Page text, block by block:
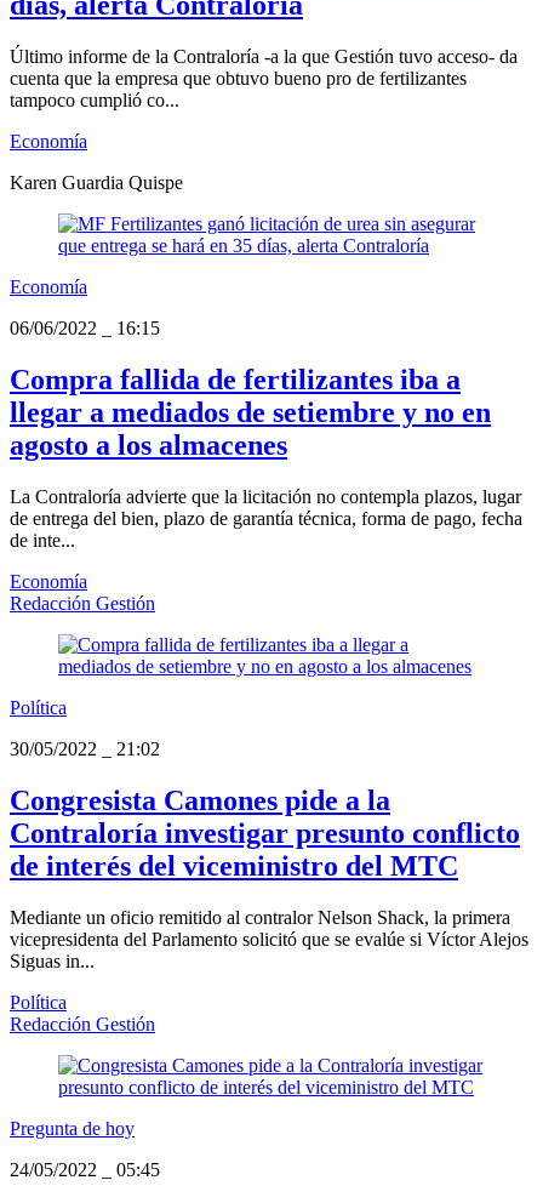
Último informe de la Contraloría -a la que Gestión tuvo acceso- da
cuenta que la empresa que obtuvo bueno pro de fertilizantes
tampoco cumplió co...
Economía
Karen Guardia Quispe
Economía
06/06/2022
16:15
Compra fallida de fertilizantes iba a
llegar a mediados de setiembre y no en
agosto a los almacenes
La Contraloría advierte que la licitación no contempla plazos, lugar
de entrega del bien, plazo de garantía técnica, forma de pago, fecha
de inte...
Economía
Redacción Gestión
Política
30/05/2022
21:02
Congresista Camones pide a la
Contraloría investigar presunto conflicto
de interés del viceministro del MTC
Mediante un oficio remitido al contralor Nelson Shack, la primera
vicepresidenta del Parlamento solicitó que se evalúe si Víctor Alejos
Siguas in...
Política
Redacción Gestión
Pregunta de hoy
24/05/2022
05:45